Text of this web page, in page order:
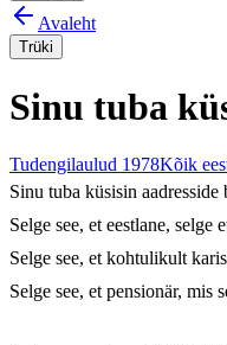
Avaleht
Trüki
Sinu tuba
Tudengilaulud 1978Kõik
Sinu tuba küsisin aadresside
Selge see, et eestlane, selge
Selge see, et kohtulikult
Selge see, et pensionär, mis